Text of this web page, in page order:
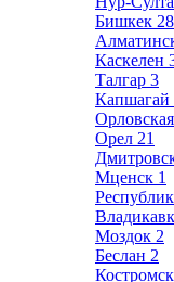
Бишкек 28
Каскелен
Талгар 3
Капшагай
Орел 21
Мценск 1
Моздок 2
Беслан 2